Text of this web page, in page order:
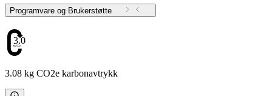
Programvare og Brukerstøtte
3.08
3.08 kg CO2e karbonavtrykk